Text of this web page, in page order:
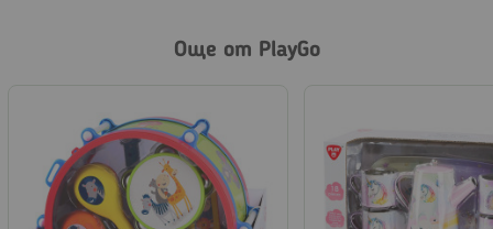
Още от PlayGo